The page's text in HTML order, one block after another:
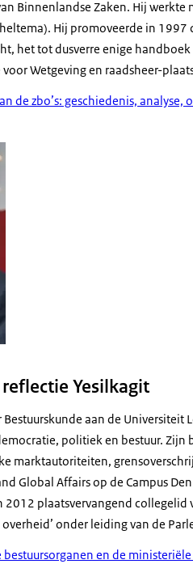
partijen en brancheorganisaties
van de Handvestgroep
van de grotere zbo's in
het een goed idee om bij
van je ministerie, je
goede dingen zijn aangejaagd.
bijvoorbeeld dat een
van publiek verantwoorden
voor degene die straks
de coeur.
se voor de bezoeker van de
met daarnaast:
Koninkrijksrelaties. Copyright
Binnenlandse Zaken. Hij werkte
Hij promoveerde in
het tot dusverre enige
Wetgeving en raadsheer-
de zbo’s: geschiedenis, analyse,
Yesilkagit
Bestuurskunde aan de
politiek en bestuur.
marktautoriteiten,
Global Affairs op de Campus
2012 plaatsvervangend
overheid’ onder leiding van de
bestuursorganen en de